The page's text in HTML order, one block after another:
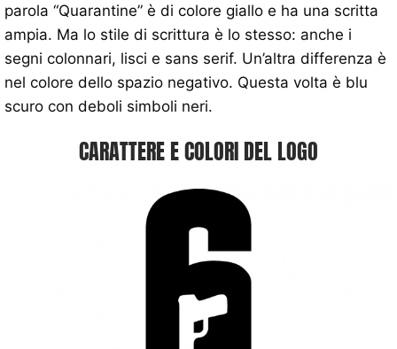
parola “Quarantine” è di colore giallo e ha una scritta
ampia. Ma lo stile di scrittura è lo stesso: anche i
segni colonnari, lisci e sans serif. Un’altra differenza è
nel colore dello spazio negativo. Questa volta è blu
scuro con deboli simboli neri.
CARATTERE E COLORI DEL LOGO